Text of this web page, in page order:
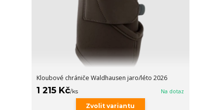
Kloubové chrániče Waldhausen jaro/léto 2026
1 215 Kč/ks Na dotaz
Zvolit variantu